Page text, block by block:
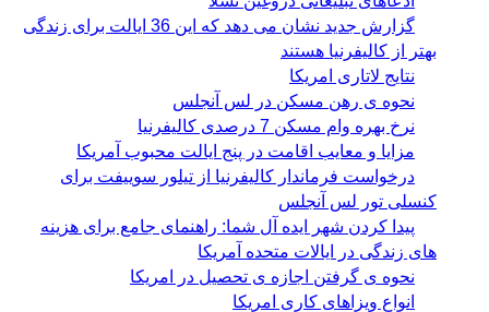
گزارش جدید نشان می دهد که این 36 ایالت برای زندگی
بهتر از کالیفرنیا هستند
نتایج لاتاری امریکا
نحوه ی رهن مسکن در لس آنجلس
نرخ بهره وام مسکن 7 درصدی کالیفرنیا
مزایا و معایب اقامت در پنج ایالت محبوب آمریکا
درخواست فرماندار کالیفرنیا از تیلور سوییفت برای
کنسلی تور لس آنجلس
پیدا کردن شهر ایده آل شما: راهنمای جامع برای هزینه
های زندگی در ایالات متحده آمریکا
نحوه ی گرفتن اجازه ی تحصیل در امریکا
انواع ویزاهای کاری امریکا